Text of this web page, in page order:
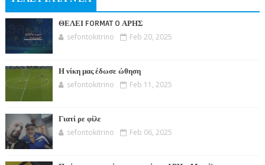
ΘΕΛΕΙ FORMAT O ΑΡΗΣ
sefontokitrino Feb 20, 2025
Η νίκη μας έδωσε ώθηση
sefontokitrino Feb 11, 2025
Γιατί ρε φίλε
sefontokitrino Feb 06, 2025